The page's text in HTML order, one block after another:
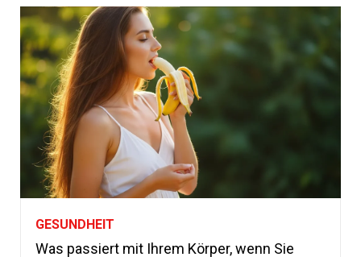
GESUNDHEIT
Was passiert mit Ihrem Körper, wenn Sie